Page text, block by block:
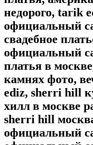
недорого, tarik
официальный
свадебное
официальный
платья в
камнях фото,
ediz, sherri hill
хилл в москве
sherri hill
официальный